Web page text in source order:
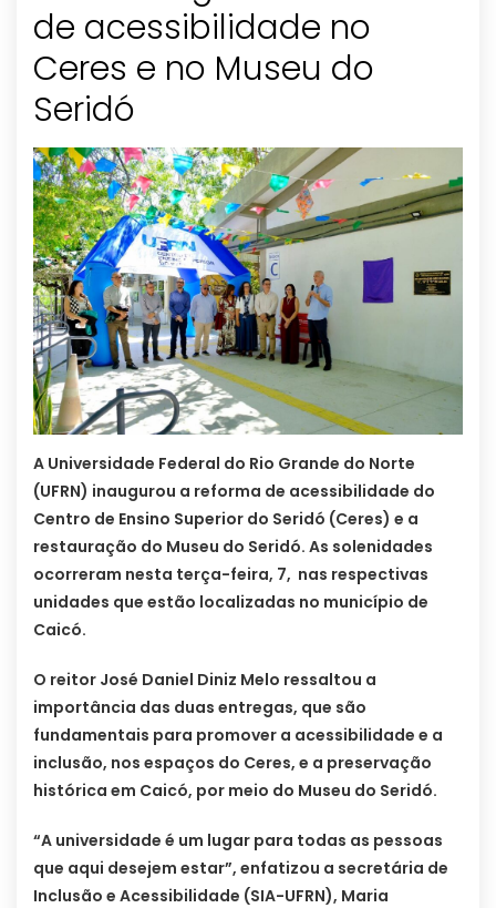
de acessibilidade no
Ceres e no Museu do
Seridó
A Universidade Federal do Rio Grande do Norte
(UFRN) inaugurou a reforma de acessibilidade do
Centro de Ensino Superior do Seridó (Ceres) e a
restauração do Museu do Seridó. As solenidades
ocorreram nesta terça-feira, 7, nas respectivas
unidades que estão localizadas no município de
Caicó.
O reitor José Daniel Diniz Melo ressaltou a
importância das duas entregas, que são
fundamentais para promover a acessibilidade e a
inclusão, nos espaços do Ceres, e a preservação
histórica em Caicó, por meio do Museu do Seridó.
“A universidade é um lugar para todas as pessoas
que aqui desejem estar”, enfatizou a secretária de
Inclusão e Acessibilidade (SIA-UFRN), Maria